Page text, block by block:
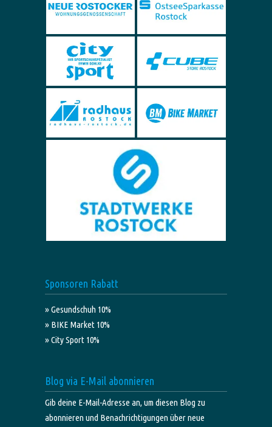
Sponsoren Rabatt
» Gesundschuh 10%
» BIKE Market 10%
» City Sport 10%
Blog via E-Mail abonnieren
Gib deine E-Mail-Adresse an, um diesen Blog zu
abonnieren und Benachrichtigungen über neue